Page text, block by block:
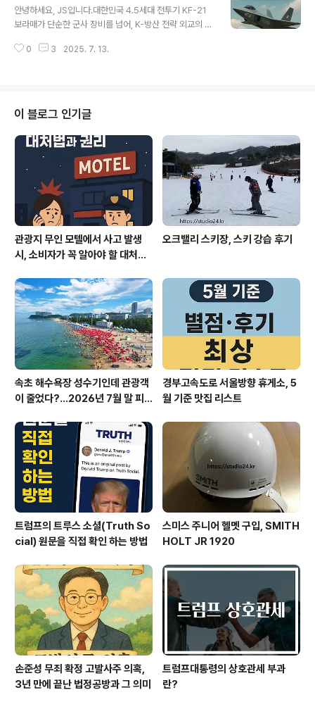
전차 180대 추가 도입 2차 계약 체결2034년까지 K2 계
열 전차 약 1000대 확보 목표, K9 자주포·FA-50 경공격
후 국방비를 GDP 대비 4.7%까지 확대, 유럽 내 최대 군
안녕하세요, JS입니다.대한민국 4.5세대 전투기 KF-21
보라매가 단순한 군사 장비를 넘어, K-방산 전략 외교의 상
최근 폴란드와 인도네시아 현역 조종사들이 연이어 KF-21
외교 자산으로 부상2025년 6월 말, 폴란드·인도네시아 현
역 조종사 연이어 KF-21 조종간 직접 체험폴란드 공군참
모총장 이레네우시 노바크, 외국인 최초 복좌형 탑승인도
네시아 공군 대령 페렐 리고날드, 2만 피트 상공서 1시간
기동 비행 성공인니 유력지 “KF-21은 전략무기, 한국 외
교력의 상징”..
0 3 2025. 7. 13.
이 블로그 인기글
관광지 무인 모텔에서 사고 발생
시, 소비자가 꼭 알아야 할 대처법
오크밸리 스키장, 스키 강습 후기
속초 해수욕장 성수기인데 관광객
이 줄었다?…2026년 7월 말 피
경부고속도로 서울방향 휴게소, 5
월 기준 맛집 리스트
트럼프의 트루스 소셜(Truth So
cial) 원문을 직접 확인 하는 방법
스미스 주니어 헬멧 구입, SMITH
HOLT JR 1920
손준성 무죄 확정 고발사주 의혹,
3년 만에 끝난 법정공방과 그 의미
트럼프대통령의 상호관세 부과
란?